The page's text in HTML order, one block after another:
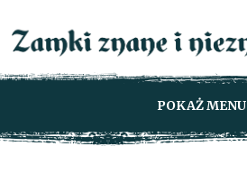
POKAŻ MENU